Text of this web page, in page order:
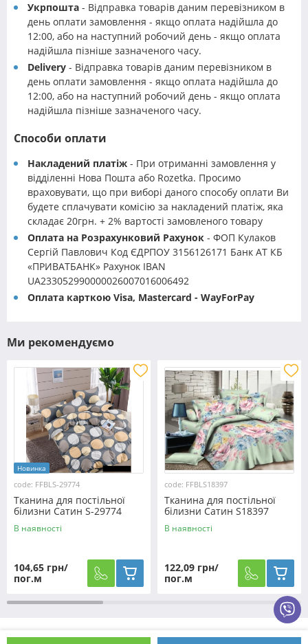
Укрпошта - Відправка товарів даним перевізником в
день оплати замовлення - якщо оплата надійшла до
12:00, або на наступний робочий день - якщо оплата
надійшла пізніше зазначеного часу.
Delivery - Відправка товарів даним перевізником в
день оплати замовлення - якщо оплата надійшла до
12:00, або на наступний робочий день - якщо оплата
надійшла пізніше зазначеного часу.
Способи оплати
Накладений платіж - При отриманні замовлення у
відділенні Нова Пошта або Rozetka. Просимо
враховувати, що при виборі даного способу оплати Ви
будете сплачувати комісію за накладений платіж, яка
складає 20грн. + 2% вартості замовленого товару
Оплата на Розрахунковий Рахунок - ФОП Кулаков
Сергій Павлович Код ЄДРПОУ 3156126171 Банк АТ КБ
«ПРИВАТБАНК» Рахунок IBAN
UA233052990000026007016006492
Оплата карткою Visa, Mastercard - WayForPay
Ми рекомендуємо
Новинка
code: FFBLS-29774
Тканина для постільної
білизни Сатин S-29774
(60м)
В наявності
104,65 грн/
пог.м
code: FFBLS18397
Тканина для постільної
білизни Сатин S18397
(50м)
В наявності
122,09 грн/
пог.м
Як оформити замовлення?